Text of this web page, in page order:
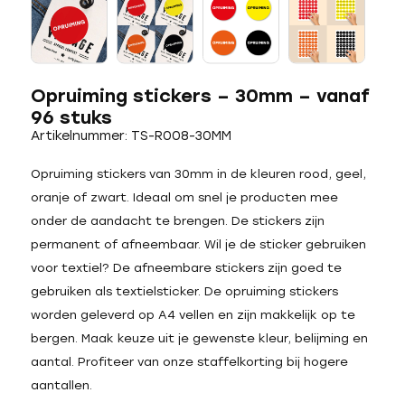
Opruiming stickers – 30mm – vanaf
96 stuks
Artikelnummer: TS-R008-30MM
Opruiming stickers van 30mm in de kleuren rood, geel,
oranje of zwart. Ideaal om snel je producten mee
onder de aandacht te brengen. De stickers zijn
permanent of afneembaar. Wil je de sticker gebruiken
voor textiel? De afneembare stickers zijn goed te
gebruiken als textielsticker. De opruiming stickers
worden geleverd op A4 vellen en zijn makkelijk op te
bergen. Maak keuze uit je gewenste kleur, belijming en
aantal. Profiteer van onze staffelkorting bij hogere
aantallen.